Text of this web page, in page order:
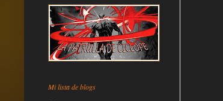
Mi lista de blogs